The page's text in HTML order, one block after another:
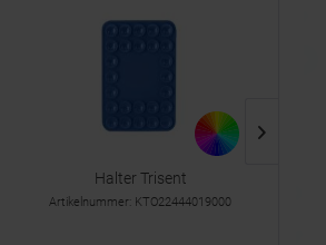
Halter Trisent
Artikelnummer: KTO22444019000